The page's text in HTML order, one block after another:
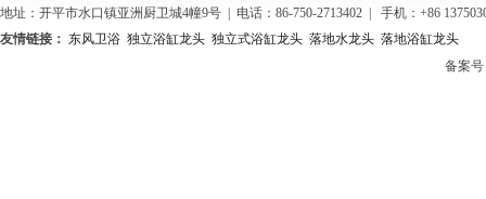
地址：开平市水口镇亚洲厨卫城4幢9号 | 电话：86-750-2713402 | 手机：+86
友情链接： 东风卫浴 独立浴缸龙头 独立式浴缸龙头 落地水龙头 落地浴缸龙头
备案号